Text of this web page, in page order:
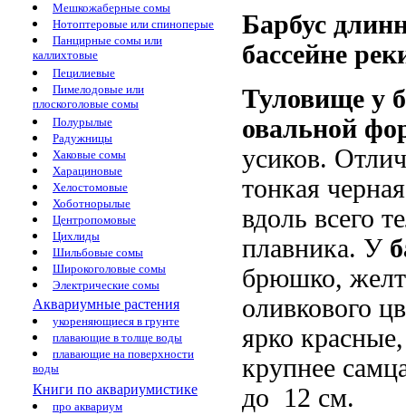
Мешкожаберные сомы
Нотоптеровые или спиноперые
Панцирные сомы или
каллихтовые
Пецилиевые
Пимелодовые или
плоскоголовые сомы
Полурылые
Радужницы
Хаковые сомы
Харациновые
Хелостомовые
Хоботнорылые
Центропомовые
Цихлиды
Шильбовые сомы
Широкоголовые сомы
Электрические сомы
Аквариумные растения
укореняющиеся в грунте
плавающие в толще воды
плавающие на поверхности
воды
Книги по аквариумистике
про аквариум
Барбус
бассейне
Туловище у
овальной
усиков.
тонкая
вдоль всего
плавника. У
брюшко,
оливкового
ярко
крупнее
до 12 см.